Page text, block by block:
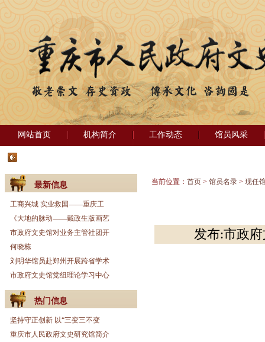
网站首页 机构简介 工作动态 馆员风采
最新信息
工商兴城 实业救国——重庆工
《大地的脉动——戴政生版画艺
市政府文史馆对业务主管社团开
何晓栋
刘明华馆员赴郑州开展跨省学术
市政府文史馆党组理论学习中心
热门信息
坚持守正创新 以“三变三不变
重庆市人民政府文史研究馆简介
当前位置： 首页 > 馆员名录 > 现任
发布:市政